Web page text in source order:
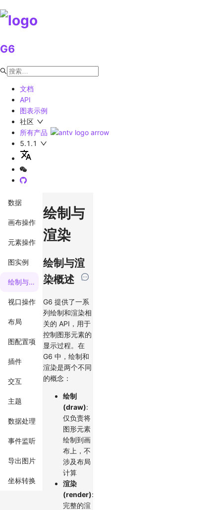
G6
文档
API
图表示例
社区
所有产品
5.1.1
数据
画布操作
元素操作
图实例
绘制与渲染
视口操作
布局
图配置项
插件
交互
主题
数据处理
事件监听
导出图片
坐标转换
绘制与
渲染
绘制与渲
染概述
G6 提供了一系
列绘制和渲染相
关的 API，用于
控制图形元素的
显示过程。在
G6 中，绘制和
渲染是两个不同
的概念：
绘制
(draw):
仅负责将
图形元素
绘制到画
布上，不
涉及布局
计算
渲染
(render):
完整的渲